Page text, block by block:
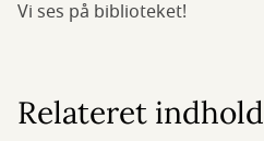
Vi ses på biblioteket!
Relateret indhold